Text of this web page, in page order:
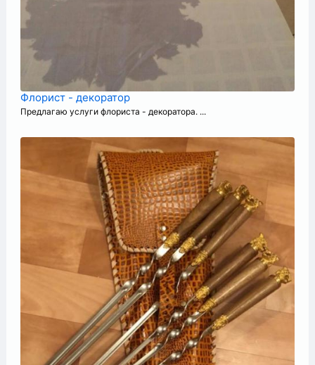
Флорист - декоратор
Предлагаю услуги флориста - декоратора. ...